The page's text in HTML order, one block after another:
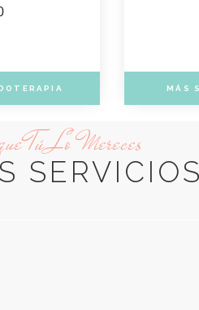
MÁS
Tú Lo Mereces